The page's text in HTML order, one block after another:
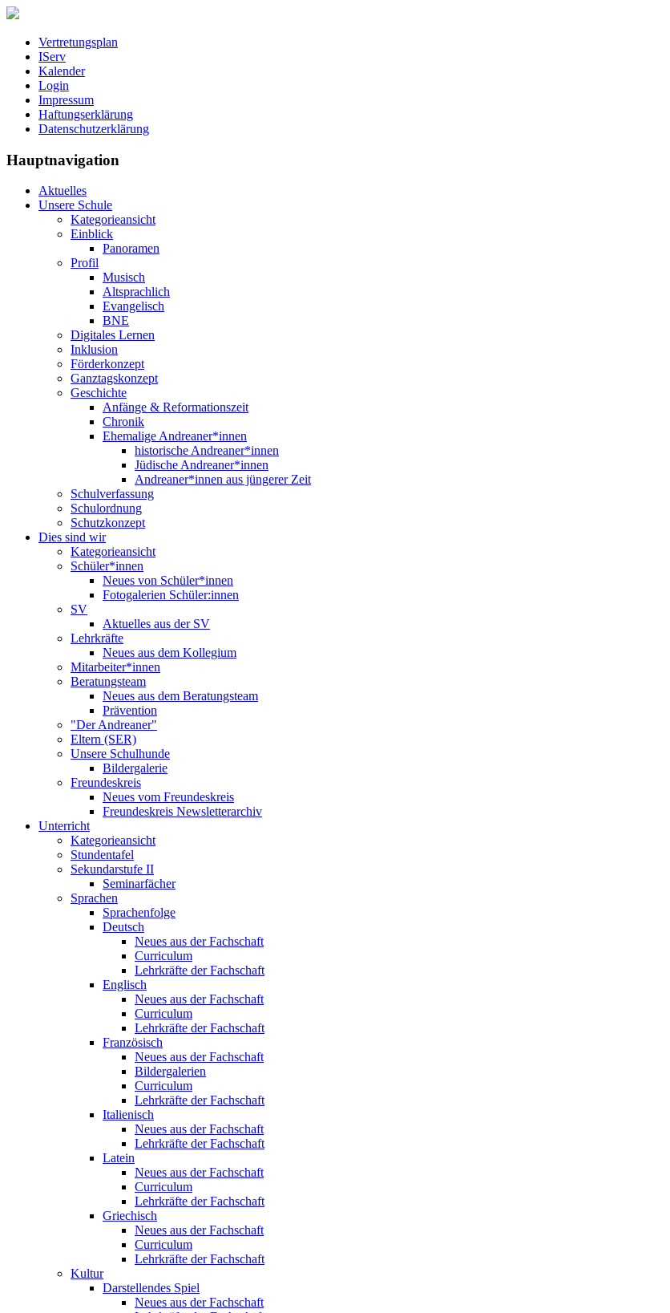
Vertretungsplan
IServ
Kalender
Login
Impressum
Haftungserklärung
Datenschutzerklärung
Hauptnavigation
Aktuelles
Unsere Schule
Kategorieansicht
Einblick
Panoramen
Profil
Musisch
Altsprachlich
Evangelisch
BNE
Digitales Lernen
Inklusion
Förderkonzept
Ganztagskonzept
Geschichte
Anfänge & Reformationszeit
Chronik
Ehemalige Andreaner*innen
historische Andreaner*innen
Jüdische Andreaner*innen
Andreaner*innen aus jüngerer Zeit
Schulverfassung
Schulordnung
Schutzkonzept
Dies sind wir
Kategorieansicht
Schüler*innen
Neues von Schüler*innen
Fotogalerien Schüler:innen
SV
Aktuelles aus der SV
Lehrkräfte
Neues aus dem Kollegium
Mitarbeiter*innen
Beratungsteam
Neues aus dem Beratungsteam
Prävention
"Der Andreaner"
Eltern (SER)
Unsere Schulhunde
Bildergalerie
Freundeskreis
Neues vom Freundeskreis
Freundeskreis Newsletterarchiv
Unterricht
Kategorieansicht
Stundentafel
Sekundarstufe II
Seminarfächer
Sprachen
Sprachenfolge
Deutsch
Neues aus der Fachschaft
Curriculum
Lehrkräfte der Fachschaft
Englisch
Neues aus der Fachschaft
Curriculum
Lehrkräfte der Fachschaft
Französisch
Neues aus der Fachschaft
Bildergalerien
Curriculum
Lehrkräfte der Fachschaft
Italienisch
Neues aus der Fachschaft
Lehrkräfte der Fachschaft
Latein
Neues aus der Fachschaft
Curriculum
Lehrkräfte der Fachschaft
Griechisch
Neues aus der Fachschaft
Curriculum
Lehrkräfte der Fachschaft
Kultur
Darstellendes Spiel
Neues aus der Fachschaft